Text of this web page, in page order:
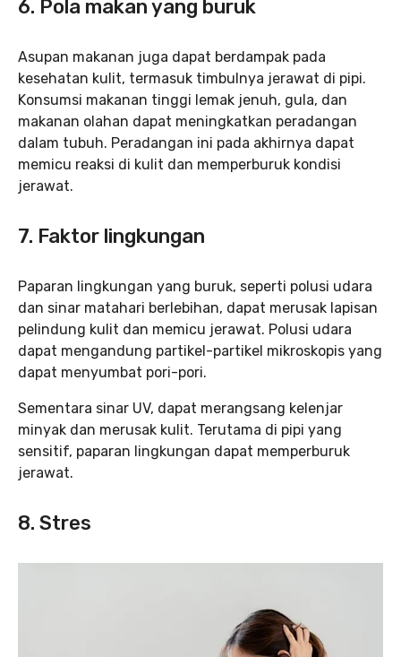
6. Pola makan yang buruk
Asupan makanan juga dapat berdampak pada
kesehatan kulit, termasuk timbulnya jerawat di pipi.
Konsumsi makanan tinggi lemak jenuh, gula, dan
makanan olahan dapat meningkatkan peradangan
dalam tubuh. Peradangan ini pada akhirnya dapat
memicu reaksi di kulit dan memperburuk kondisi
jerawat.
7. Faktor lingkungan
Paparan lingkungan yang buruk, seperti polusi udara
dan sinar matahari berlebihan, dapat merusak lapisan
pelindung kulit dan memicu jerawat. Polusi udara
dapat mengandung partikel-partikel mikroskopis yang
dapat menyumbat pori-pori.
Sementara sinar UV, dapat merangsang kelenjar
minyak dan merusak kulit. Terutama di pipi yang
sensitif, paparan lingkungan dapat memperburuk
jerawat.
8. Stres